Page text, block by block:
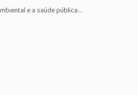
e a saúde pública…